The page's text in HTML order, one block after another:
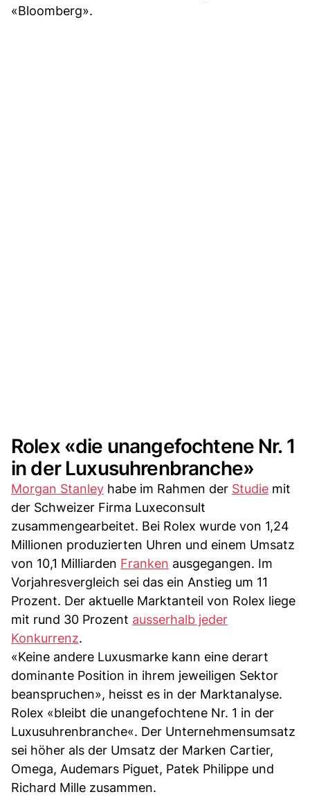
«Bloomberg».
Rolex «die unangefochtene Nr. 1
in der Luxusuhrenbranche»
Morgan Stanley habe im Rahmen der Studie mit
der Schweizer Firma Luxeconsult
zusammengearbeitet. Bei Rolex wurde von 1,24
Millionen produzierten Uhren und einem Umsatz
von 10,1 Milliarden Franken ausgegangen. Im
Vorjahresvergleich sei das ein Anstieg um 11
Prozent. Der aktuelle Marktanteil von Rolex liege
mit rund 30 Prozent ausserhalb jeder
Konkurrenz.
«Keine andere Luxusmarke kann eine derart
dominante Position in ihrem jeweiligen Sektor
beanspruchen», heisst es in der Marktanalyse.
Rolex «bleibt die unangefochtene Nr. 1 in der
Luxusuhrenbranche«. Der Unternehmensumsatz
sei höher als der Umsatz der Marken Cartier,
Omega, Audemars Piguet, Patek Philippe und
Richard Mille zusammen.